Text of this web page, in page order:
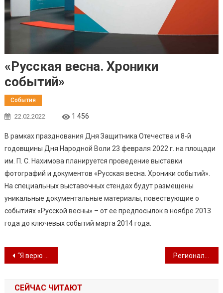
«Русская весна. Хроники
событий»
События
22.02.2022 1 456
В рамках празднования Дня Защитника Отечества и 8-й
годовщины Дня Народной Воли 23 февраля 2022 г. на площади
им. П. С. Нахимова планируется проведение выставки
фотографий и документов «Русская весна. Хроники событий».
На специальных выставочных стендах будут размещены
уникальные документальные материалы, повествующие о
событиях «Русской весны» – от ее предпосылок в ноябре 2013
года до ключевых событий марта 2014 года.
Навигация по записям
“Я верю в любовь” праздничная программа
СЕЙЧАС ЧИТАЮТ